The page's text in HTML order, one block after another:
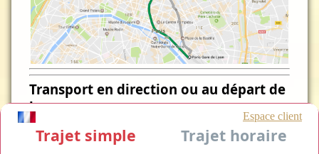
Transport en direction ou au départ de
la
Le siteTaxi Gare de Lyon Gare du Nord.com vous donne